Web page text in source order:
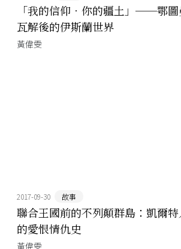
「我的信仰．你的疆土」──鄂
瓦解後的伊斯蘭世界
黃偉雯
2017-09-30 故事
聯合王國前的不列顛群島：凱爾
的愛恨情仇史
黃偉雯